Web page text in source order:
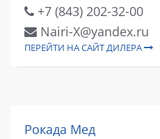
+7 (843) 202-32-00
Nairi-X@yandex.ru
ПЕРЕЙТИ НА САЙТ ДИЛЕРА
Рокада Мед